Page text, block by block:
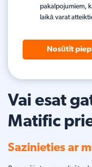
Vai esat
Matific
Sazinieties ar
pakalpojumiem,
laikā varat
Nosūtīt